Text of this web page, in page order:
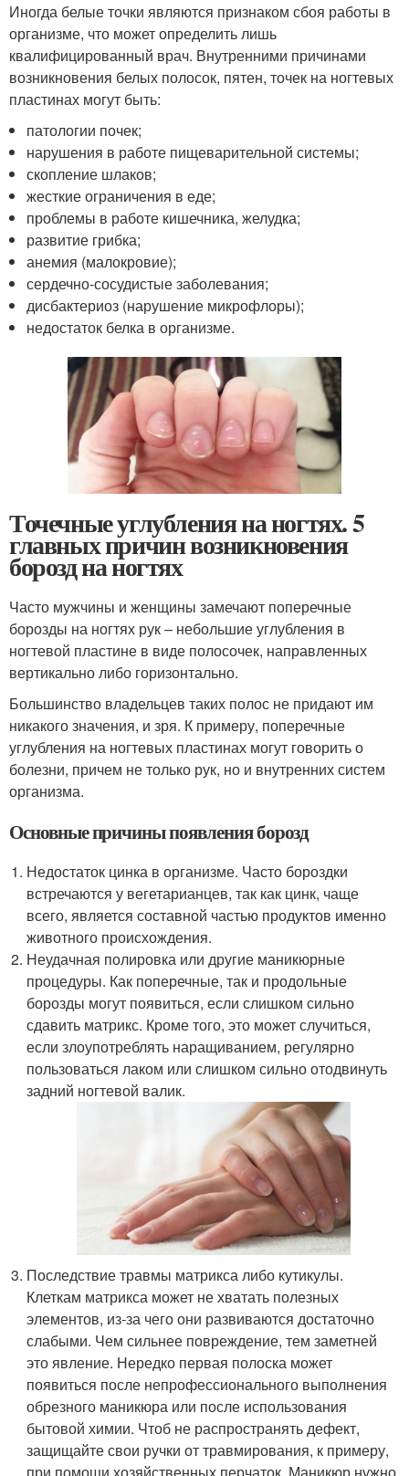
Иногда белые точки являются признаком сбоя работы в
организме, что может определить лишь
квалифицированный врач. Внутренними причинами
возникновения белых полосок, пятен, точек на ногтевых
пластинах могут быть:
патологии почек;
нарушения в работе пищеварительной системы;
скопление шлаков;
жесткие ограничения в еде;
проблемы в работе кишечника, желудка;
развитие грибка;
анемия (малокровие);
сердечно-сосудистые заболевания;
дисбактериоз (нарушение микрофлоры);
недостаток белка в организме.
Точечные углубления на ногтях. 5
главных причин возникновения
борозд на ногтях
Часто мужчины и женщины замечают поперечные
борозды на ногтях рук – небольшие углубления в
ногтевой пластине в виде полосочек, направленных
вертикально либо горизонтально.
Большинство владельцев таких полос не придают им
никакого значения, и зря. К примеру, поперечные
углубления на ногтевых пластинах могут говорить о
болезни, причем не только рук, но и внутренних систем
организма.
Основные причины появления борозд
Недостаток цинка в организме. Часто бороздки
встречаются у вегетарианцев, так как цинк, чаще
всего, является составной частью продуктов именно
животного происхождения.
Неудачная полировка или другие маникюрные
процедуры. Как поперечные, так и продольные
борозды могут появиться, если слишком сильно
сдавить матрикс. Кроме того, это может случиться,
если злоупотреблять наращиванием, регулярно
пользоваться лаком или слишком сильно отодвинуть
задний ногтевой валик.
Последствие травмы матрикса либо кутикулы.
Клеткам матрикса может не хватать полезных
элементов, из-за чего они развиваются достаточно
слабыми. Чем сильнее повреждение, тем заметней
это явление. Нередко первая полоска может
появиться после непрофессионального выполнения
обрезного маникюра или после использования
бытовой химии. Чтоб не распространять дефект,
защищайте свои ручки от травмирования, к примеру,